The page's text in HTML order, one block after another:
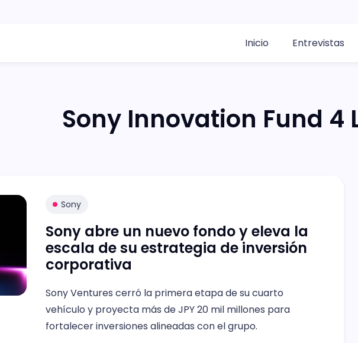
Inicio Entrevistas
Sony Innovation Fund 4
Sony
Sony abre un nuevo fondo y eleva la
escala de su estrategia de inversión
corporativa
Sony Ventures cerró la primera etapa de su cuarto
vehículo y proyecta más de JPY 20 mil millones para
fortalecer inversiones alineadas con el grupo.